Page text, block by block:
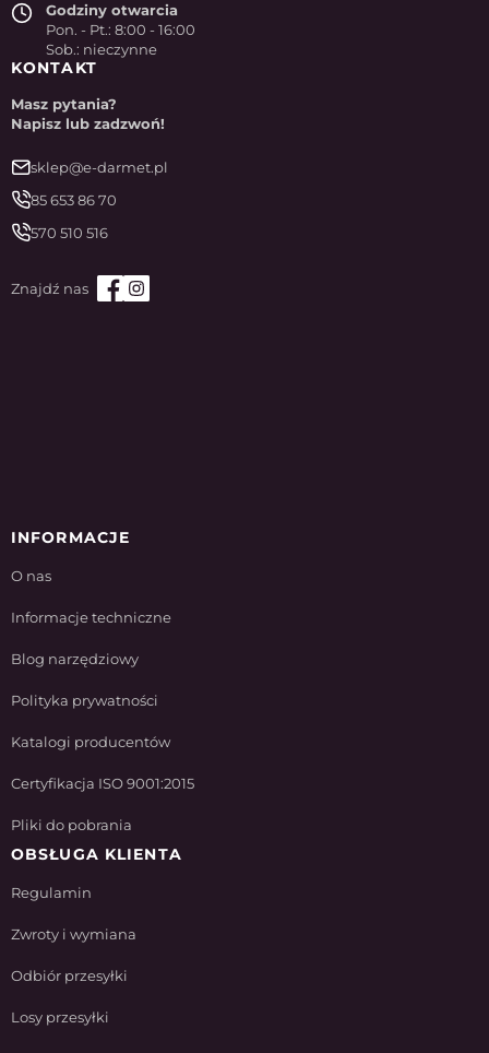
Godziny otwarcia
Pon. - Pt.: 8:00 - 16:00
Sob.: nieczynne
KONTAKT
Masz pytania?
Napisz lub zadzwoń!
sklep@e-darmet.pl
85 653 86 70
570 510 516
INFORMACJE
O nas
Informacje techniczne
Blog narzędziowy
Polityka prywatności
Katalogi producentów
Certyfikacja ISO 9001:2015
Pliki do pobrania
OBSŁUGA KLIENTA
Regulamin
Zwroty i wymiana
Odbiór przesyłki
Losy przesyłki